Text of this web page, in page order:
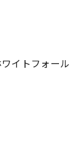
イトフォール